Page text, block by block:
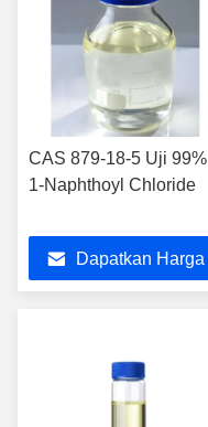
CAS 879-18-5 Uji 99%
1-Naphthoyl Chloride
Dapatkan Harga